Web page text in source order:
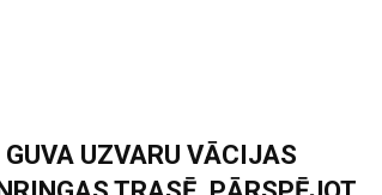
UZVARU VĀCIJAS